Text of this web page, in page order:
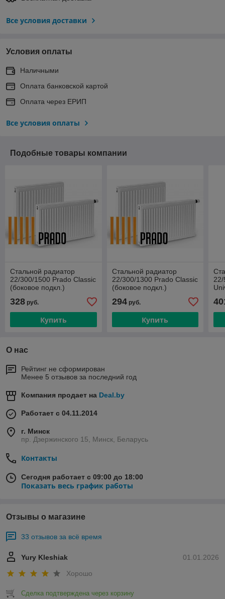
Все условия доставки
Условия оплаты
Наличными
Оплата банковской картой
Оплата через ЕРИП
Все условия оплаты
Подобные товары компании
Стальной радиатор
22/300/1500 Prado Classic
(боковое подкл.)
328 руб.
Купить
Стальной радиатор
22/300/1300 Prado Classic
(боковое подкл.)
294руб.
Купить
22/
О нас
Рейтинг не сформирован
Менее 5 отзывов за последний год
Компания продает на Deal.by
Работает с 04.11.2014
г. Минск
пр. Дзержинского 15, Минск, Беларусь
Контакты
Сегодня работает с 09:00 до 18:00
Показать весь график работы
Отзывы о магазине
33 отзывов за всё время
01.01.2026
Yury Kleshiak
Хорошо
Сделка подтверждена через корзину